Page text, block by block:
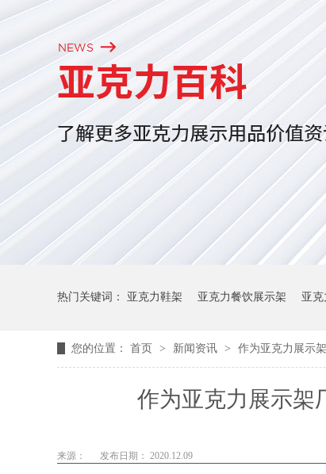
热门关键词： 亚克力鞋架 亚克力餐饮展示架 亚
您的位置： 首页 > 新闻资讯 > 作为亚克力展示
作为亚克力展示架
来源： 发布日期： 2020.12.09